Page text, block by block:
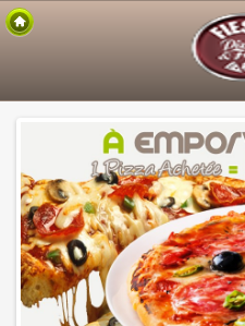
Copyright 2015 Des-Click Com